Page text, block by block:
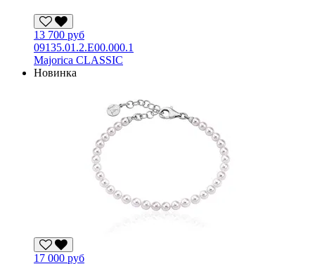
13 700 руб
09135.01.2.E00.000.1
Majorica CLASSIC
Новинка
17 000 руб